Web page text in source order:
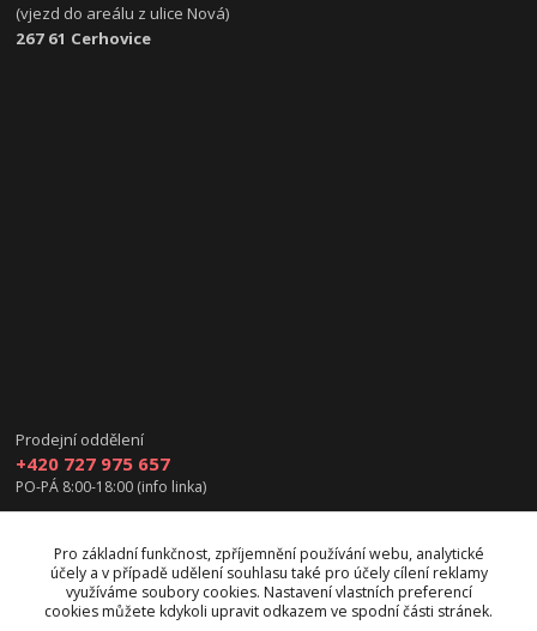
(vjezd do areálu z ulice Nová)
267 61 Cerhovice
Prodejní oddělení
+420 727 975 657
PO-PÁ 8:00-18:00 (info linka)
Pro základní funkčnost, zpříjemnění používání webu, analytické
účely a v případě udělení souhlasu také pro účely cílení reklamy
využíváme soubory cookies. Nastavení vlastních preferencí
cookies můžete kdykoli upravit odkazem ve spodní části stránek.